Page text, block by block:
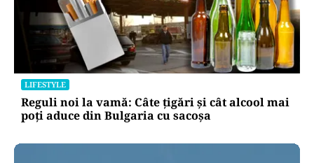
LIFESTYLE
Reguli noi la vamă: Câte țigări și cât alcool mai
poți aduce din Bulgaria cu sacoșa